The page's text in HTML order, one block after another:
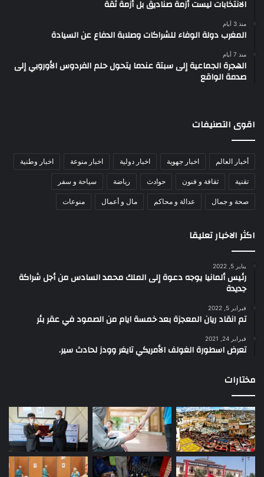
الانتخابات ليست أزمة صناديق بل أزمة ثقة
منذ 3 أيام
المغرب دولة الوفاء للشراكات وصلابة الدفاع عن السيادة
منذ 7 أيام
الهجرة الجماعية إلى سبتة عندما يتحول حلم الفردوس الأوروبي إلى
صدمة الواقع
اقوى التصنيفات
أخبار العالم اخبار جهوية اخبار دولية اخبار منوعة اخبار وطنية
تقنية ثقافة و فنون حوادث رياضة سياحة و سفر
صحة و جمال عدالة و محاكم مال و أعمال منوعات
اكثر الاخبار تعليقا
يناير 5, 2022
رئيس ألمانيا يوجه دعوة إلى الملك محمد السادس من أجل شراكة
جديدة
فبراير 5, 2022
تم انقاد ريان المعجزة بعد خمسة ايام من الصمود في عقر بئر
فبراير 24, 2021
تعرض اسطورة الغولف الأمريكي تايغر وودز لحادث سير.
مختارات